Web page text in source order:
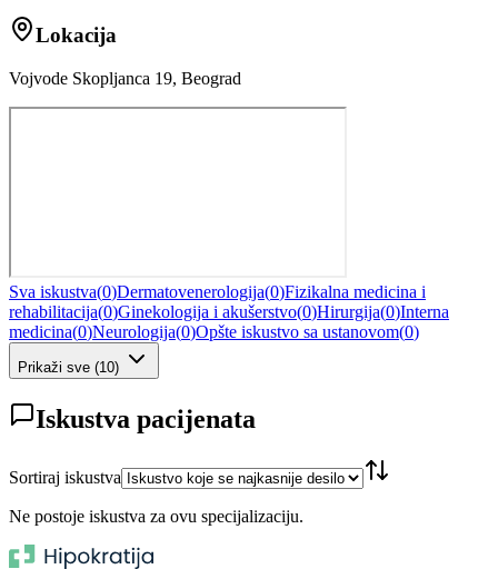
Lokacija
Vojvode Skopljanca 19, Beograd
Sva iskustva(0)Dermatovenerologija(0)Fizikalna medicina i
rehabilitacija(0)Ginekologija i akušerstvo(0)Hirurgija(0)Interna
medicina(0)Neurologija(0)Opšte iskustvo sa ustanovom(0)
Prikaži sve (10)
Iskustva pacijenata
Sortiraj iskustva
Ne postoje iskustva za ovu specijalizaciju.